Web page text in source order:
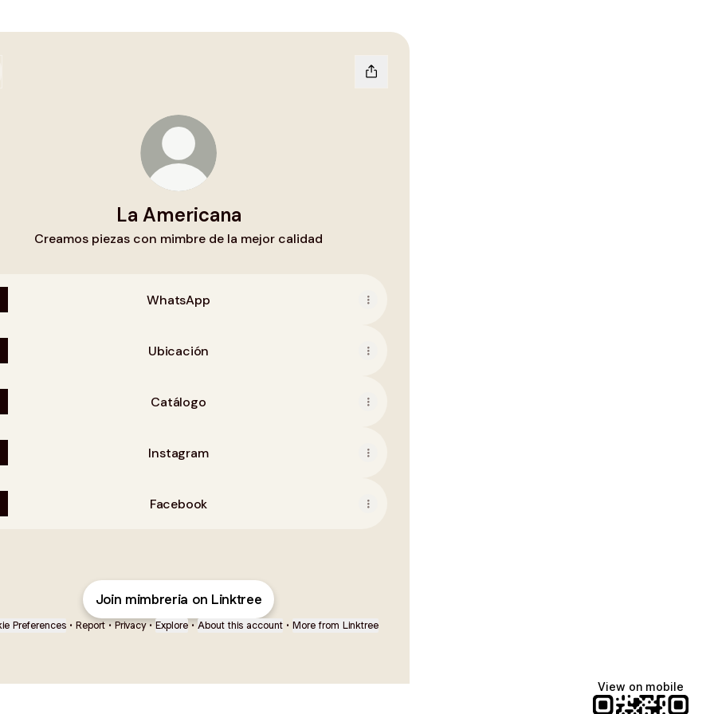
La Americana
Creamos piezas con mimbre de la mejor calidad
WhatsApp
Ubicación
Catálogo
Instagram
Facebook
Join mimbreria on Linktree
Preferences • Report • Privacy • Explore • About this account • More from Linktree
View on mobile